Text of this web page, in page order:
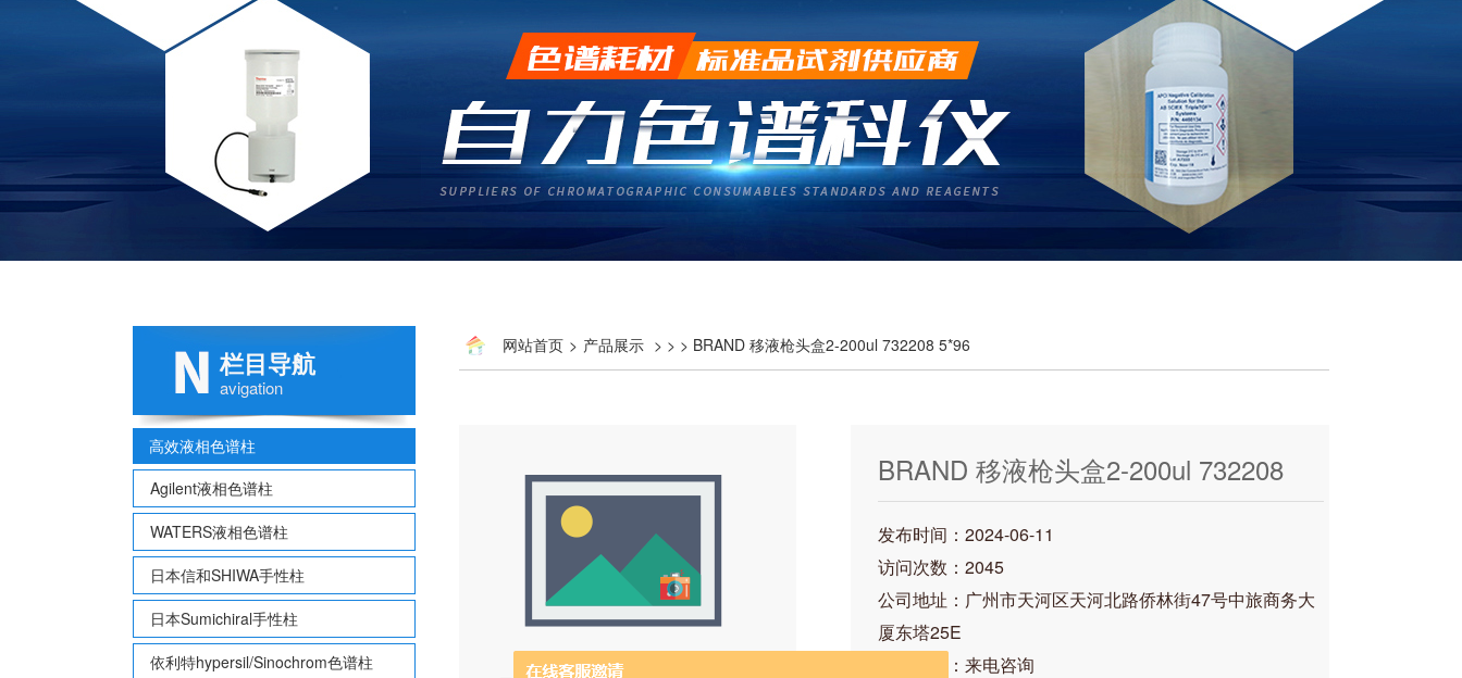
栏目导航
avigation
高效液相色谱柱
Agilent液相色谱柱
WATERS液相色谱柱
日本信和SHIWA手性柱
日本Sumichiral手性柱
依利特hypersil/Sinochrom色谱柱
网站首页 > 产品展示 > > > BRAND 移液枪头盒2-200ul 732208 5*96
BRAND 移液枪头盒2-200ul 732208
5*96
发布时间：2024-06-11
访问次数：2045
公司地址：广州市天河区天河北路侨林街47号中旅商务大
厦东塔25E
产品价格：来电咨询